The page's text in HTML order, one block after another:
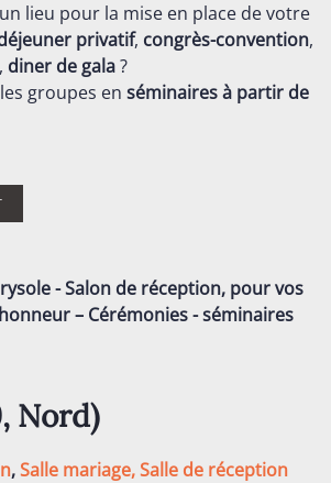
lieu pour la mise en place de votre
privatif, congrès-convention,
, diner de gala?
groupes en séminairesà partir de
- Salon de réception, pour vos
– Cérémonies - séminaires
, Nord)
,Salle mariage,Salle de réception